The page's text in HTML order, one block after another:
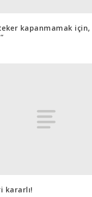
kapanmamak
kararlı!